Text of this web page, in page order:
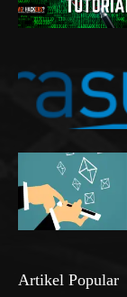
Artikel Popular